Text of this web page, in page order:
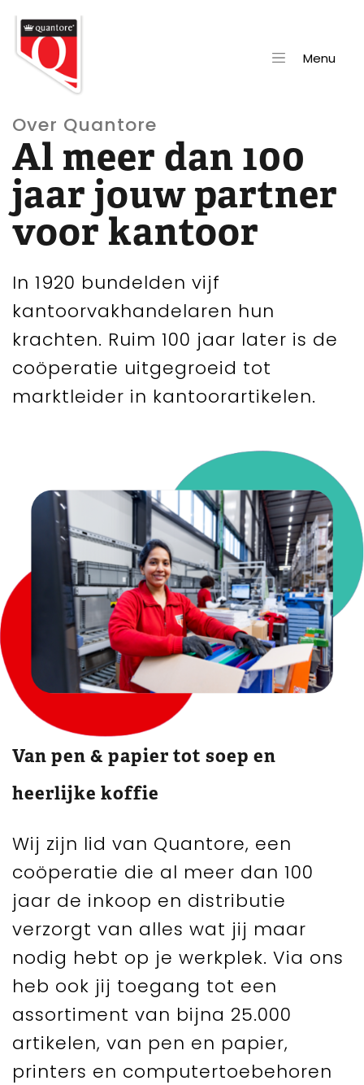
Menu
Over Quantore
Al meer dan 100
jaar jouw partner
voor kantoor
In 1920 bundelden vijf
kantoorvakhandelaren hun
krachten. Ruim 100 jaar later is de
coöperatie uitgegroeid tot
marktleider in kantoorartikelen.
Van pen & papier tot soep en
heerlijke koffie
Wij zijn lid van Quantore, een
coöperatie die al meer dan 100
jaar de inkoop en distributie
verzorgt van alles wat jij maar
nodig hebt op je werkplek. Via ons
heb ook jij toegang tot een
assortiment van bijna 25.000
artikelen, van pen en papier,
printers en computertoebehoren